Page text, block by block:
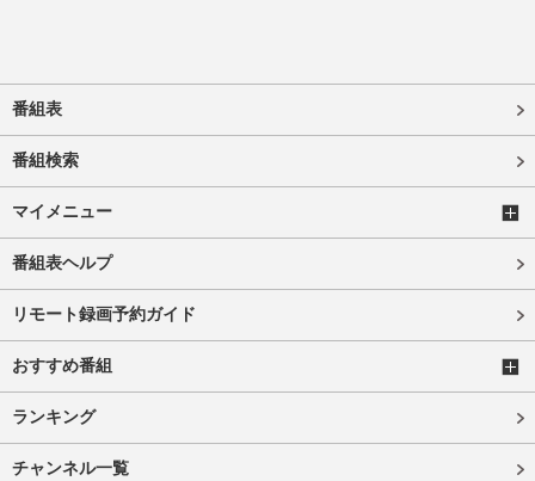
番組表
番組検索
マイメニュー
番組表ヘルプ
リモート録画予約ガイド
おすすめ番組
ランキング
チャンネル一覧